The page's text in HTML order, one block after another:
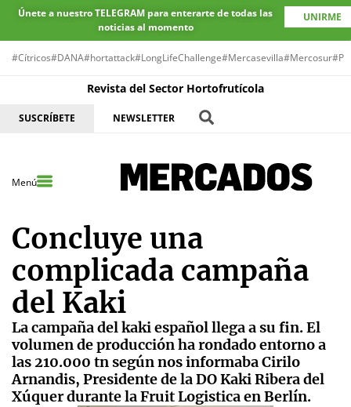
Únete a nuestro TELEGRAM para enterarte de todas las
noticias al momento
UNIRME
#Cítricos#DANA#hortattack#LongLifeChallenge#Mercasevilla#Mercosur
Revista del Sector Hortofrutícola
SUSCRÍBETE NEWSLETTER
Menú
Concluye una
complicada campaña
del Kaki
La campaña del kaki español llega a su fin. El
volumen de producción ha rondado entorno a
las 210.000 tn según nos informaba Cirilo
Arnandis, Presidente de la DO Kaki Ribera del
Xúquer durante la Fruit Logistica en Berlín.